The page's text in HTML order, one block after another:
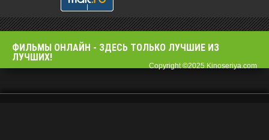
ФИЛЬМЫ OНЛАЙН - ЗДЕСЬ ТОЛЬКО ЛУЧШИЕ ИЗ
ЛУЧШИХ!
Copyright ©2025 Kinoseriya.com